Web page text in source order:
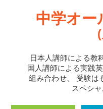
中学オー
日本人講師による教
国人講師による実践
組み合わせ、
受験は
スペシャ